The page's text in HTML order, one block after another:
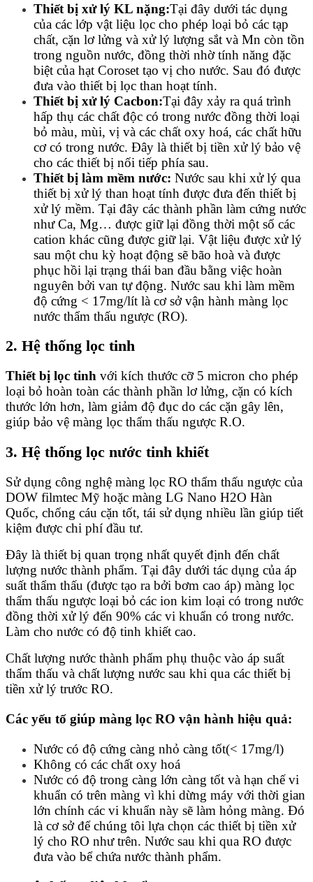
Thiết bị xử lý KL nặng:Tại đây dưới tác dụng
của các lớp vật liệu lọc cho phép loại bỏ các tạp
chất, cặn lơ lửng và xử lý lượng sắt và Mn còn tồn
trong nguồn nước, đồng thời nhờ tính năng đặc
biệt của hạt Coroset tạo vị cho nước. Sau đó được
đưa vào thiết bị lọc than hoạt tính.
Thiết bị xử lý Cacbon:Tại đây xảy ra quá trình
hấp thụ các chất độc có trong nước đồng thời loại
bỏ màu, mùi, vị và các chất oxy hoá, các chất hữu
cơ có trong nước. Đây là thiết bị tiền xử lý bảo vệ
cho các thiết bị nối tiếp phía sau.
Thiết bị làm mềm nước: Nước sau khi xử lý qua
thiết bị xử lý than hoạt tính được đưa đến thiết bị
xử lý mềm. Tại đây các thành phần làm cứng nước
như Ca, Mg… được giữ lại đồng thời một số các
cation khác cũng được giữ lại. Vật liệu được xử lý
sau một chu kỳ hoạt động sẽ bão hoà và được
phục hồi lại trạng thái ban đầu bằng việc hoàn
nguyên bởi van tự động. Nước sau khi làm mềm
độ cứng < 17mg/lít là cơ sở vận hành màng lọc
nước thẩm thấu ngược (RO).
2. Hệ thống lọc tinh
Thiết bị lọc tinh với kích thước cỡ 5 micron cho phép
loại bỏ hoàn toàn các thành phần lơ lửng, cặn có kích
thước lớn hơn, làm giảm độ đục do các cặn gây lên,
giúp bảo vệ màng lọc thẩm thấu ngược R.O.
3. Hệ thống lọc nước tinh khiết
Sử dụng công nghệ màng lọc RO thẩm thấu ngược của
DOW filmtec Mỹ hoặc màng LG Nano H2O Hàn
Quốc, chống cáu cặn tốt, tái sử dụng nhiều lần giúp tiết
kiệm được chi phí đầu tư.
Đây là thiết bị quan trọng nhất quyết định đến chất
lượng nước thành phẩm. Tại đây dưới tác dụng của áp
suất thẩm thấu (được tạo ra bởi bơm cao áp) màng lọc
thẩm thấu ngược loại bỏ các ion kim loại có trong nước
đồng thời xử lý đến 90% các vi khuẩn có trong nước.
Làm cho nước có độ tinh khiết cao.
Chất lượng nước thành phẩm phụ thuộc vào áp suất
thẩm thấu và chất lượng nước sau khi qua các thiết bị
tiền xử lý trước RO.
Các yếu tố giúp màng lọc RO vận hành hiệu quả:
Nước có độ cứng càng nhỏ càng tốt(< 17mg/l)
Không có các chất oxy hoá
Nước có độ trong càng lớn càng tốt và hạn chế vi
khuẩn có trên màng vì khi dừng máy với thời gian
lớn chính các vi khuẩn này sẽ làm hỏng màng. Đó
là cơ sở để chúng tôi lựa chọn các thiết bị tiền xử
lý cho RO như trên. Nước sau khi qua RO được
đưa vào bể chứa nước thành phẩm.